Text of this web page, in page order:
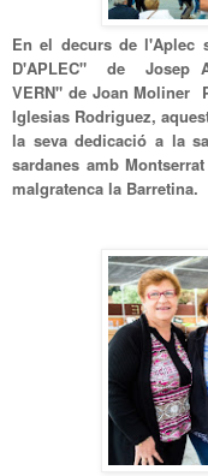
En el decurs de l'Aplec
D'APLEC" de Josep
VERN" de Joan Moliner
Iglesias Rodriguez,
la seva dedicació a la
sardanes amb
malgratenca la Barretina.